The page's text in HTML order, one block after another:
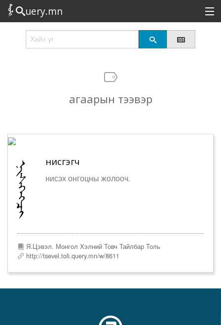
uery.mn
Сонирхолтой
Логин
агаарын тээвэр
нисгэгч
нисэх онгоцны жолооч.
Я.Цэвэл. Монгол Хэлний Товч Тайлбар Толь
http://tsevel.toli.query.mn/w/8611